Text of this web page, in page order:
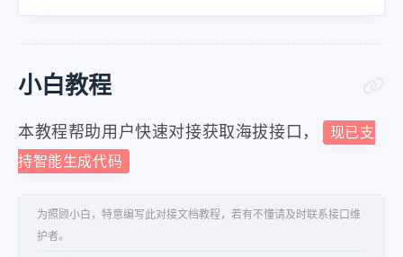
小白教程
本教程帮助用户快速对接获取海拔接口，
现已支
持智能生成代码
为照顾小白，特意编写此对接文档教程，若有不懂请及时联系接口维
护者。